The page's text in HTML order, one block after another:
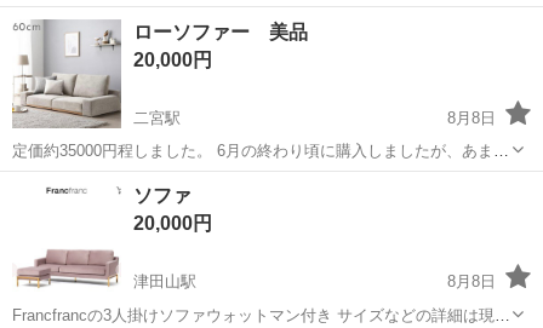
ソファです。 アームに施された天然木の飾りが美しく温かみを感じさ
神奈川 小田原市 ソファ
ローソファー 美品
20,000円
二宮駅
8月8日
定価約35000円程しました。 6月の終わり頃に購入しましたが、あまり
使用していない為美品になります。 色はグレージュです。 二宮町での
受け渡しを希望しております。 以下説明文になります。 ■商品内容 ・
神奈川 中郡
ソファ
20,000円
津田山駅
8月8日
Francfrancの3人掛けソファウォットマン付き サイズなどの詳細は現在